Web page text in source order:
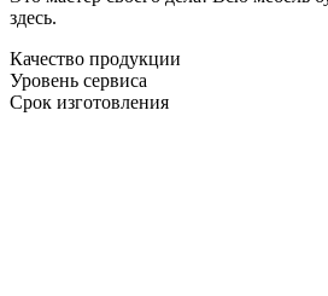
здесь.
Качество продукции
Уровень сервиса
Срок изготовления